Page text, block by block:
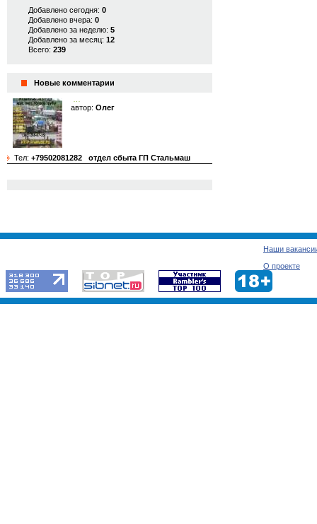
Добавлено сегодня: 0
Добавлено вчера: 0
Добавлено за неделю: 5
Добавлено за месяц: 12
Всего: 239
Новые комментарии
автор: Олег
Тел: +79502081282 отдел сбыта ГП Стальмаш
Наши
О проекте